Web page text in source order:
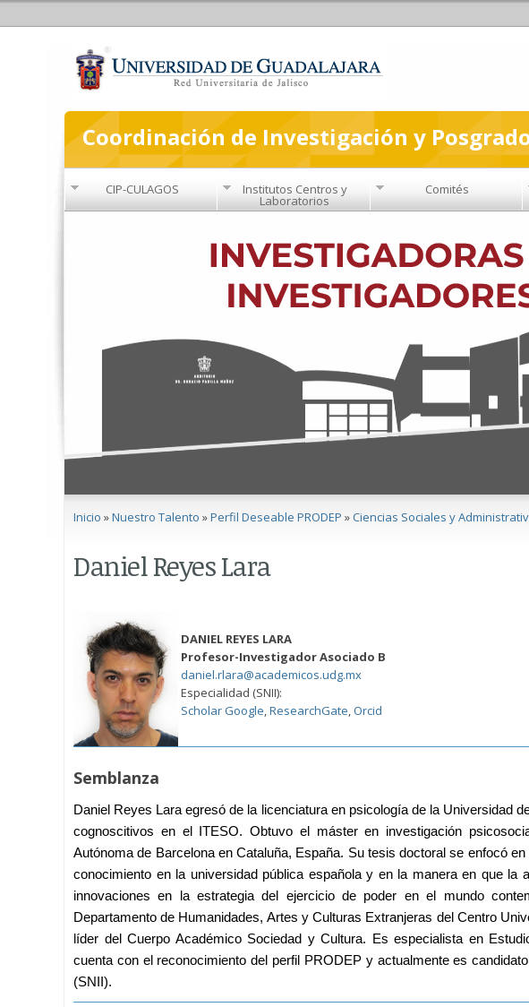
Coordinación de Investigación y
CIP-CULAGOS Institutos Centros y
Laboratorios
Comités
Inicio »Nuestro Talento »Perfil Deseable PRODEP »Ciencias Sociales y
Daniel Reyes Lara
DANIEL REYES LARA
Profesor-Investigador Asociado B
daniel.rlara@academicos.udg.mx
Especialidad (SNII):
Scholar Google,ResearchGate,Orcid
Semblanza
Daniel Reyes Lara egresó de la licenciatura en psicología de la Universidad
cognoscitivos en el ITESO. Obtuvo el máster en investigación
Autónoma de Barcelona en Cataluña, España. Su tesis doctoral se enfocó
conocimiento en la universidad pública española y en la manera en que la
innovaciones en la estrategia del ejercicio de poder en el mundo
Departamento de Humanidades, Artes y Culturas Extranjeras del Centro
líder del Cuerpo Académico Sociedad y Cultura. Es especialista en
cuenta con el reconocimiento del perfil PRODEP y actualmente es
(SNII).